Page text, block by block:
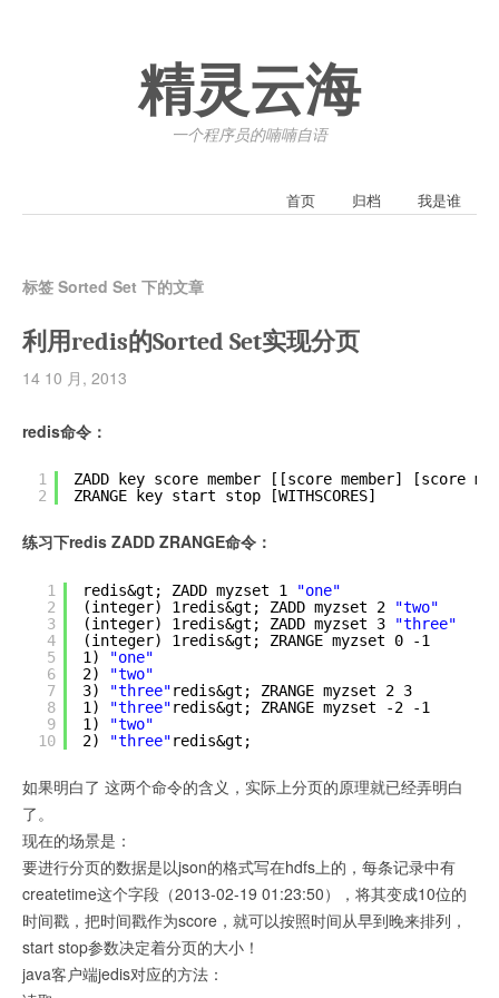
精灵云海
一个程序员的喃喃自语
首页 归档 我是谁
标签 Sorted Set 下的文章
利用redis的Sorted Set实现分页
14 10 月, 2013
redis命令：
1
2
ZADD key score member [[score member] [score
ZRANGE key start stop [WITHSCORES]
练习下redis ZADD ZRANGE命令：
1
2
3
4
5
6
7
8
9
10
redis&gt; ZADD myzset 1
"one"
(integer) 1redis&gt; ZADD myzset 2
"two"
(integer) 1redis&gt; ZADD myzset 3
"three"
(integer) 1redis&gt; ZRANGE myzset 0 -1
1)
"one"
2)
"two"
3)
"three"redis&gt; ZRANGE myzset 2 3
1)
"three"redis&gt; ZRANGE myzset -2 -1
1)
"two"
2)
"three"redis&gt;
如果明白了 这两个命令的含义，实际上分页的原理就已经弄明白
了。
现在的场景是：
要进行分页的数据是以json的格式写在hdfs上的，每条记录中有
createtime这个字段（2013-02-19 01:23:50），将其变成10位的
时间戳，把时间戳作为score，就可以按照时间从早到晚来排列，
start stop参数决定着分页的大小！
java客户端jedis对应的方法：